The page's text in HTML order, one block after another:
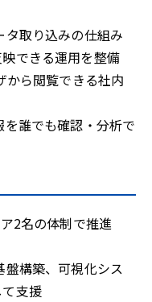
タ取り込みの仕組み
できる運用を整備
から閲覧できる社内
を誰でも確認・分析で
2名の体制で推進
盤構築、可視化シス
支援